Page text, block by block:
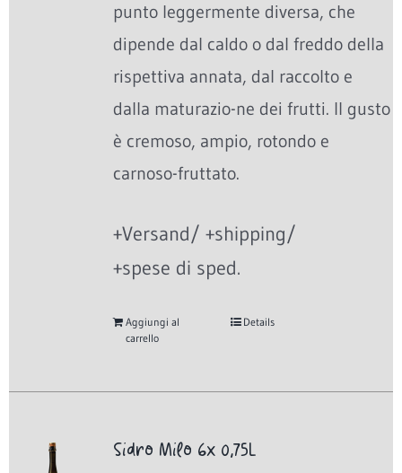
punto leggermente diversa, che
dipende dal caldo o dal freddo della
rispettiva annata, dal raccolto e
dalla maturazio-ne dei frutti. Il gusto
è cremoso, ampio, rotondo e
carnoso-fruttato.
+Versand/ +shipping/
+spese di sped.
Aggiungi al
carrello
Details
Sidro Milo 6x 0,75L